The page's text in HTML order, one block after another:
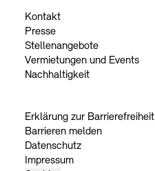
Kontakt
Presse
Stellenangebote
Vermietungen und Events
Nachhaltigkeit
Erklärung zur Barrierefreiheit
Barrieren melden
Datenschutz
Impressum